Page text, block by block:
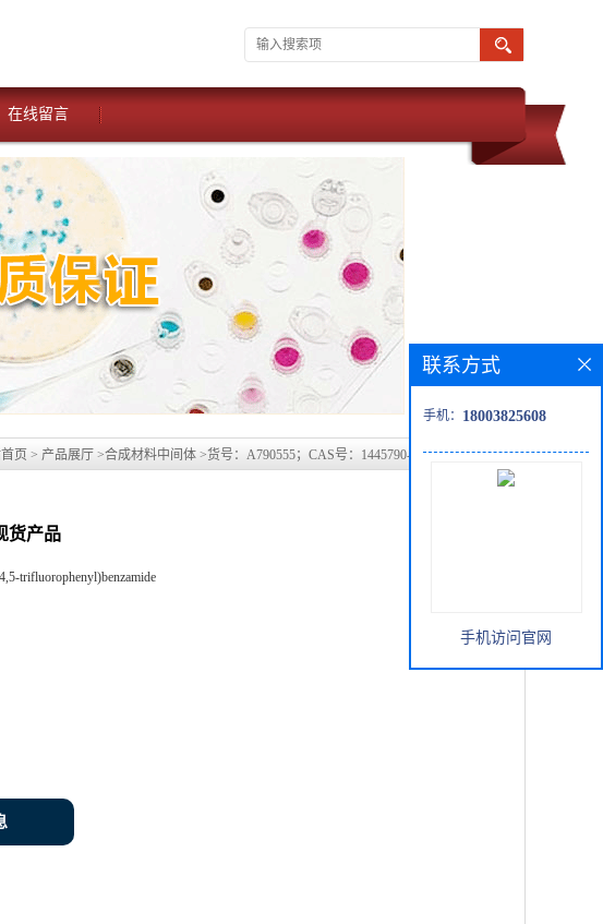
在线留言
页 > 产品展厅 >合成材料中间体 >货号：A790555；CAS号：1445790-55-5科研现货产品
货产品
trifluorophenyl)benzamide
联系方式
手机： 18003825608
手机访问官网